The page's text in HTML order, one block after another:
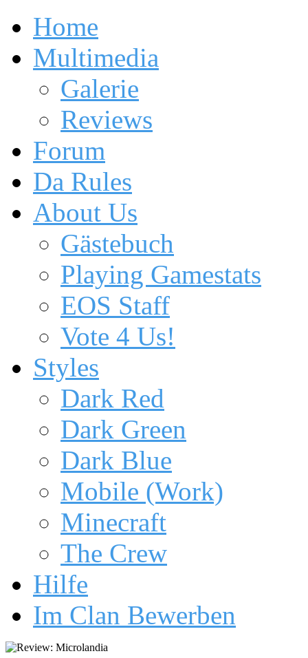
Home
Multimedia
Galerie
Reviews
Forum
Da Rules
About Us
Gästebuch
Playing Gamestats
EOS Staff
Vote 4 Us!
Styles
Dark Red
Dark Green
Dark Blue
Mobile (Work)
Minecraft
The Crew
Hilfe
Im Clan Bewerben